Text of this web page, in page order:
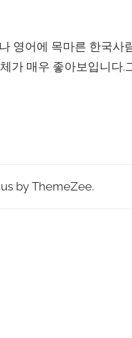
영어에 목마른 한국사
가 매우 좋아보입니다.
by ThemeZee.